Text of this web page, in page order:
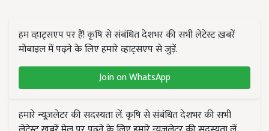
हम व्हाट्सएप पर हैं! कृषि से संबंधित देशभर की सभी लेटेस्ट ख़बरें
मोबाइल में पढ़ने के लिए हमारे व्हाट्सएप से जुड़ें.
Join on WhatsApp
हमारे न्यूज़लेटर की सदस्यता लें. कृषि से संबंधित देशभर की सभी